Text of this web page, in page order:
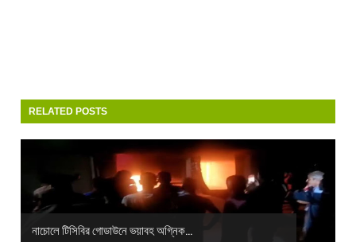
RELATED POSTS
নাচোলে টিসিবির গোডাউনে ভয়াবহ অগ্নিক...